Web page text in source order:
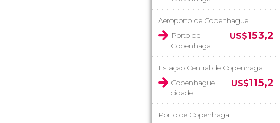
Aeroporto de Copenhague
Porto de
Copenhaga
US$153,2
Estação Central de Copenhaga
Copenhague
cidade
US$115,2
Porto de Copenhaga